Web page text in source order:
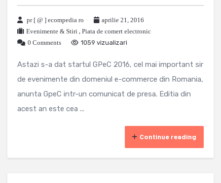
pr [ @ ] ecompedia ro
aprilie 21, 2016
Evenimente & Stiri , Piata de comert electronic
0 Comments
1059 vizualizari
Astazi s-a dat startul GPeC 2016, cel mai important sir
de evenimente din domeniul e-commerce din Romania,
anunta GpeC intr-un comunicat de presa. Editia din
acest an este cea ...
Continue reading